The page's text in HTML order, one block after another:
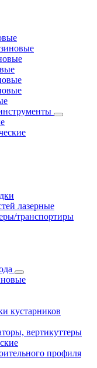
лазерные
транспортиры
кустарников
вертикуттеры
профиля